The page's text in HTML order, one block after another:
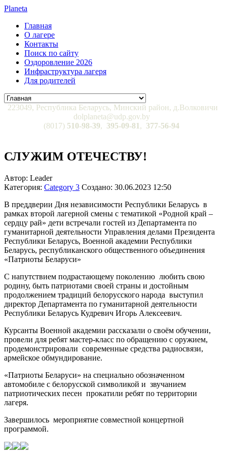
Planeta
Главная
О лагере
Контакты
Поиск по сайту
Оздоровление 2026
Инфраструктура лагеря
Для родителей
223049, Республика Беларусь, Минский район, д.Волковичи
dolplaneta@udp.gov.by
(8017) 510-98-39, 395-09-81 , 377-56-94
СЛУЖИМ ОТЕЧЕСТВУ!
Автор: Leader
Категория: Category 3 Создано: 30.06.2023 12:50
В преддверии Дня независимости Республики Беларусь в
рамках второй лагерной смены с тематикой «Родной край –
сердцу рай» дети встречали гостей из Департамента по
гуманитарной деятельности Управления делами Президента
Республики Беларусь, Военной академии Республики
Беларусь, республиканского общественного объединения
«Патриоты Беларуси»
С напутствием подрастающему поколению любить свою
родину, быть патриотами своей страны и достойным
продолжением традиций белорусского народа выступил
директор Департамента по гуманитарной деятельности
Республики Беларусь Кудревич Игорь Алексеевич.
Курсанты Военной академии рассказали о своём обучении,
провели для ребят мастер-класс по обращению с оружием,
продемонстрировали современные средства радиосвязи,
армейское обмундирование.
«Патриоты Беларуси» на специально обозначенном
автомобиле с белорусской символикой и звучанием
патриотических песен прокатили ребят по территории
лагеря.
Завершилось мероприятие совместной концертной
программой.